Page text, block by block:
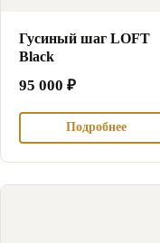
Гусиный шаг LOFT
Black
95 000 ₽
Подробнее